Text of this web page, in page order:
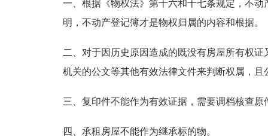
一、根据《物权法》第十六和十七条规定，不
明，不动产登记簿才是物权归属的内容和根据。
二、对于因历史原因造成的既没有房屋所有权
机关的公文等其他有效法律文件来判断权属，
三、复印件不能作为有效证据，需要调档核查原
四、承租房屋不能作为继承标的物。